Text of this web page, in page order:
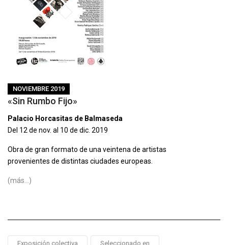
NOVIEMBRE 2019
«Sin Rumbo Fijo»
Palacio Horcasitas de Balmaseda
Del 12 de nov. al 10 de dic. 2019
Obra de gran formato de una veintena de artistas
provenientes de distintas ciudades europeas.
(más…)
Exposición colectiva Seleccionado en